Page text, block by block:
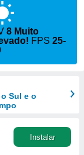
8 Muito
FPS25-
Sul e o
Instalar